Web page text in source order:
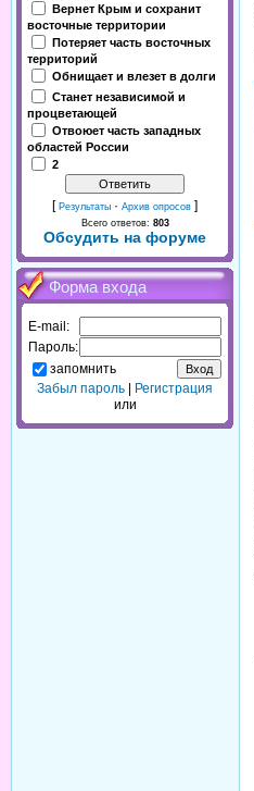
Вернет Крым и сохранит
восточные территории
Потеряет часть восточных
территорий
Обнищает и влезет в долги
Станет независимой и
процветающей
Отвоюет часть западных
областей России
2
[ Результаты · Архив опросов ]
Всего ответов: 803
Обсудить на форуме
Форма входа
E-mail:
Пароль:
запомнить
Забыл пароль
Регистрация
или